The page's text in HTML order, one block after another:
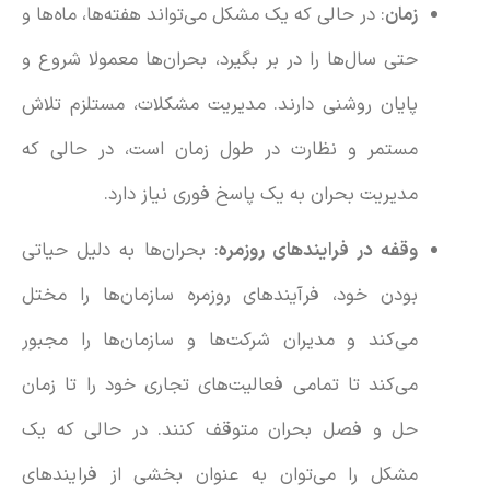
زمان: در حالی که یک مشکل می‌تواند هفته‌ها، ماه‌ها و
حتی سال‌ها را در بر بگیرد، بحران‌ها معمولا شروع و
پایان روشنی دارند. مدیریت مشکلات، مستلزم تلاش
مستمر و نظارت در طول زمان است، در حالی که
مدیریت بحران به یک پاسخ فوری نیاز دارد.
وقفه در فرایندهای روزمره: بحران‌ها به دلیل حیاتی
بودن خود، فرآیندهای روزمره سازمان‌ها را مختل
می‌کند و مدیران شرکت‌ها و سازمان‌ها را مجبور
می‌کند تا تمامی فعالیت‌های تجاری خود را تا زمان
حل و فصل بحران متوقف کنند. در حالی که یک
مشکل را می‌توان به عنوان بخشی از فرایندهای